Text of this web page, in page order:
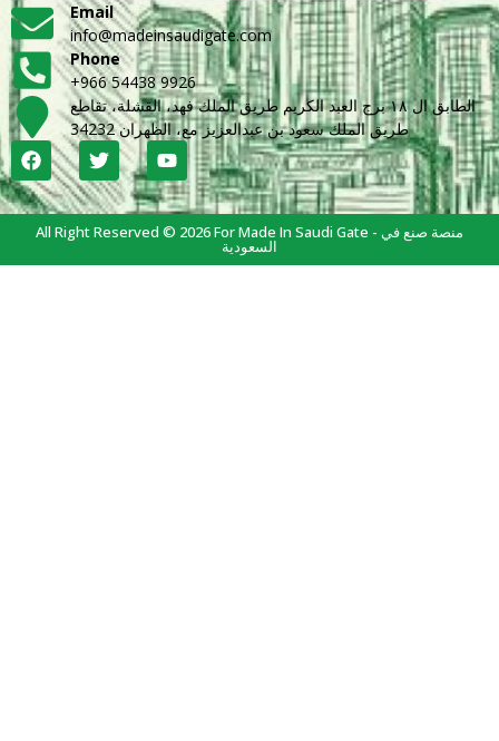
Email
info@madeinsaudigate.com
Phone
+966 54438 9926
الطابق ال ١٨ برج العبد الكريم طريق الملك فهد، القشلة، تقاطع
طريق الملك سعود بن عبدالعزيز مع، الظهران 34232
All Right Reserved © 2026 For Made In Saudi Gate - منصة صنع في
السعودية